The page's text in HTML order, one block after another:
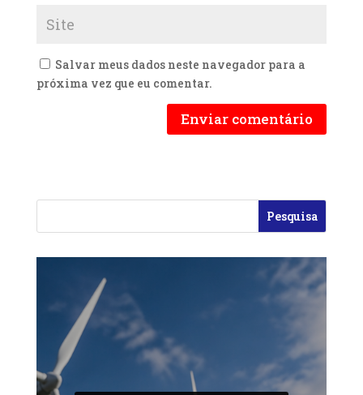
Salvar meus dados neste navegador para a
próxima vez que eu comentar.
Enviar comentário